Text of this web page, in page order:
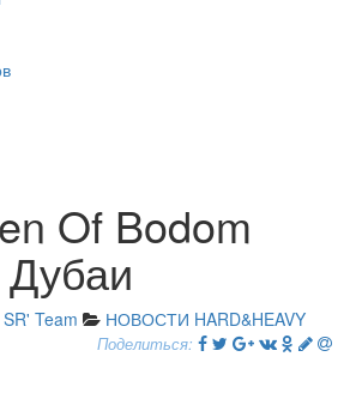
Of Bodom
Дубаи
SR' Team НОВОСТИ HARD&HEAVY
Поделиться: